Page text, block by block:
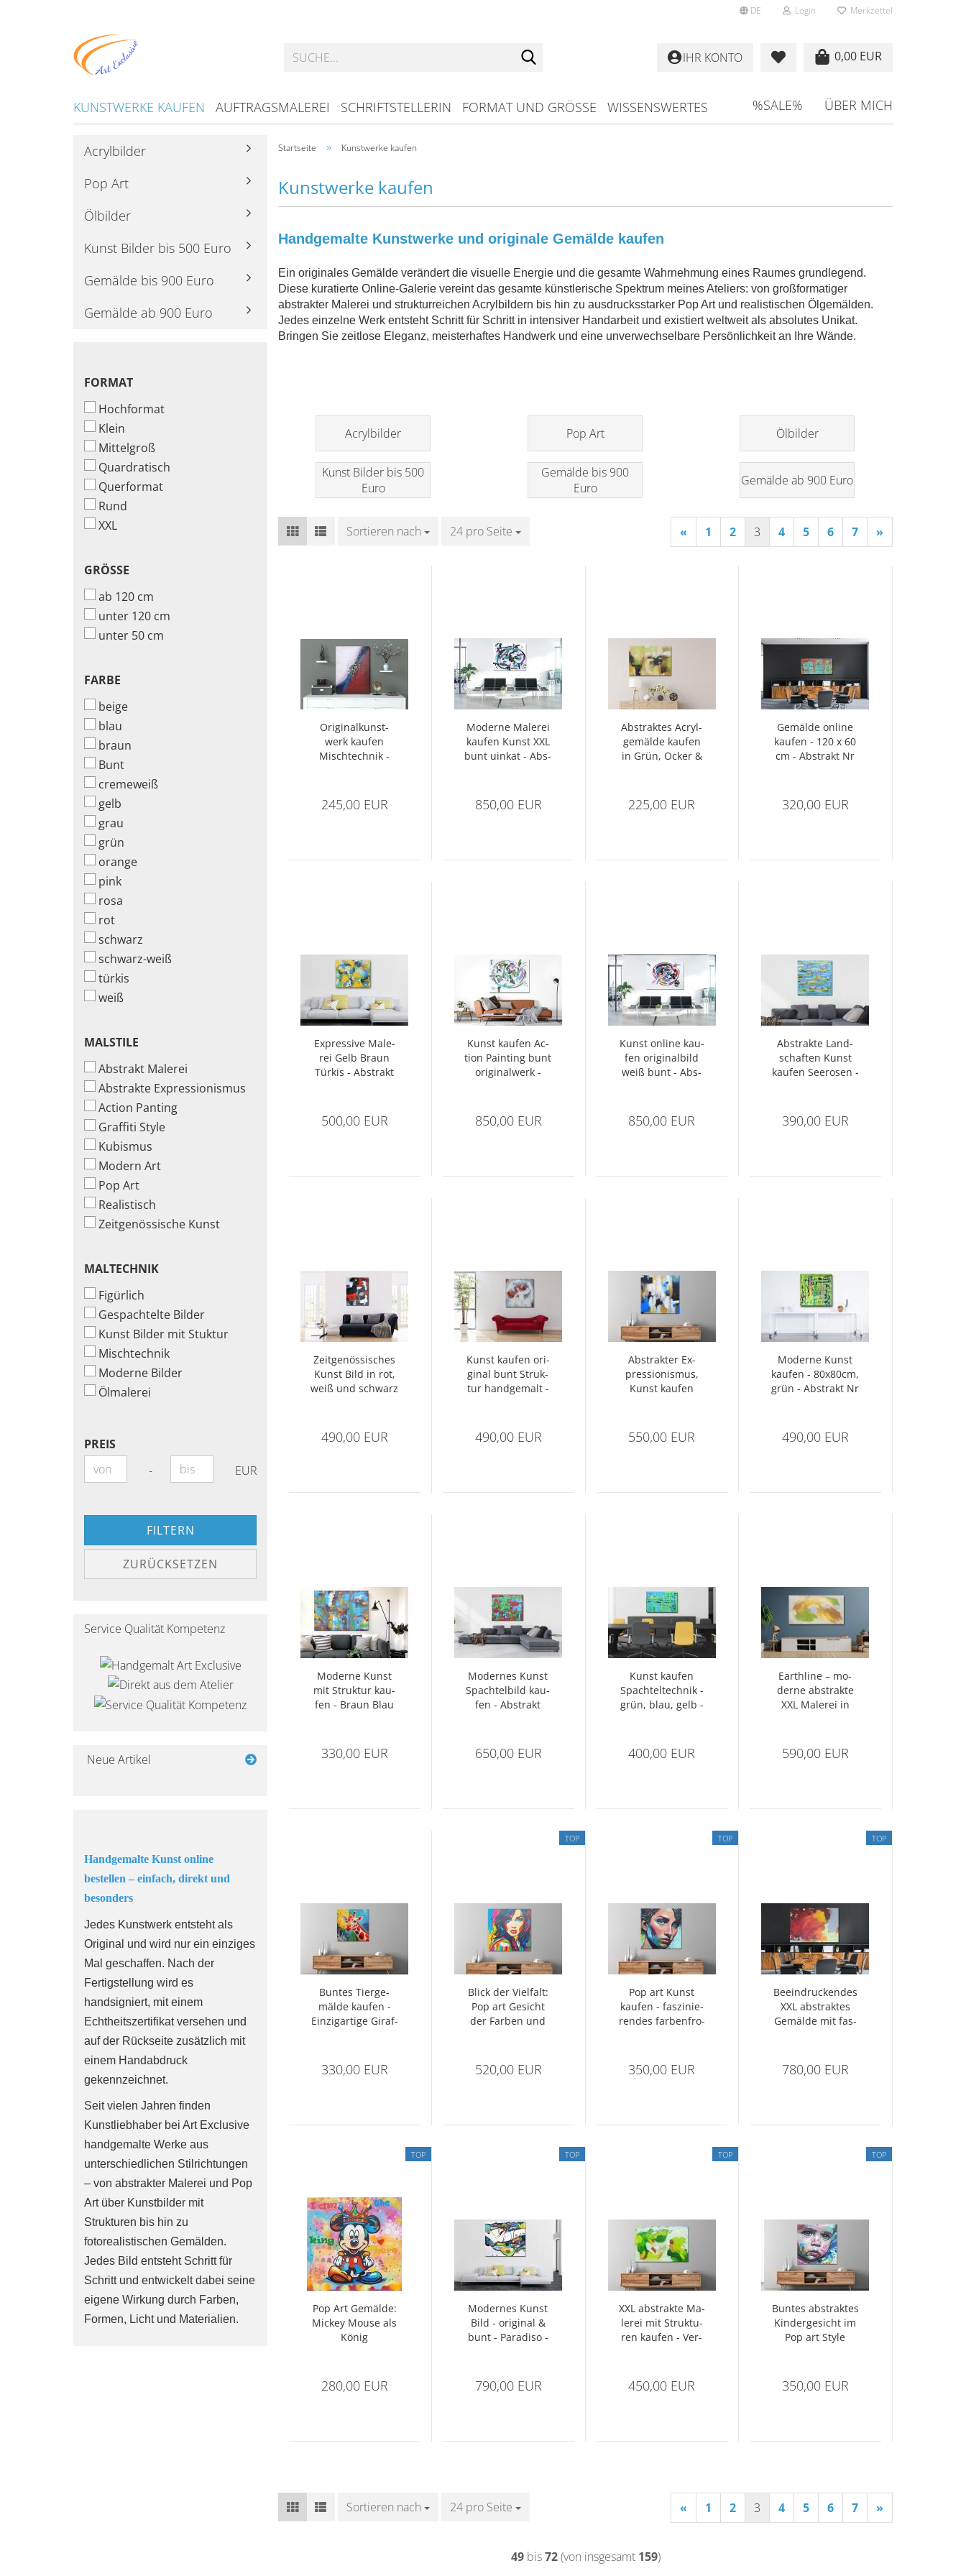
DE Login Merkzettel
0,00 EUR
IHR KONTO
KUNSTWERKE KAUFEN AUFTRAGSMALEREI SCHRIFTSTELLERIN FORMAT UND GRÖSSE WISSENSWERTES %SALE% ÜBER MICH
Startseite » Kunstwerke kaufen
Kunstwerke kaufen
Handgemalte Kunstwerke und originale Gemälde kaufen
Ein originales Gemälde verändert die visuelle Energie und die gesamte Wahrnehmung eines Raumes grundlegend.
Diese kuratierte Online-Galerie vereint das gesamte künstlerische Spektrum meines Ateliers: von großformatiger
abstrakter Malerei und strukturreichen Acrylbildern bis hin zu ausdrucksstarker Pop Art und realistischen Ölgemälden.
Jedes einzelne Werk entsteht Schritt für Schritt in intensiver Handarbeit und existiert weltweit als absolutes Unikat.
Bringen Sie zeitlose Eleganz, meisterhaftes Handwerk und eine unverwechselbare Persönlichkeit an Ihre Wände.
Acrylbilder Pop Art Ölbilder
Kunst Bilder bis 500
Euro
Gemälde bis 900
Euro
Gemälde ab 900 Euro
Sortieren nach
Sortieren nach 24 pro Seite
pro Seite « 1 2 3 4 5 6 7 »
Ori­gi­nal­kunst­
werk kau­fen
Misch­tech­nik -
245,00 EUR
Mo­der­ne Ma­le­rei
kau­fen Kunst XXL
bunt uin­kat - Abs­
850,00 EUR
Abs­trak­tes Acryl­
ge­mäl­de kau­fen
in Grün, Ocker &
225,00 EUR
Ge­mäl­de on­line
kau­fen - 120 x 60
cm - Abs­trakt Nr
320,00 EUR
Ex­pres­si­ve Ma­le­
rei Gelb Braun
Tür­kis - Abs­trakt
500,00 EUR
Kunst kau­fen Ac­
tion Pain­ting bunt
ori­gi­nal­werk -
850,00 EUR
Kunst on­line kau­
fen ori­gi­nal­bild
weiß bunt - Abs­
850,00 EUR
Abs­trak­te Land­
schaf­ten Kunst
kau­fen See­ro­sen -
390,00 EUR
Zeit­ge­nös­si­sches
Kunst Bild in rot,
weiß und schwarz
490,00 EUR
Kunst kau­fen ori­
gi­nal bunt Struk­
tur hand­ge­malt -
490,00 EUR
Abs­trak­ter Ex­
pres­sio­nis­mus,
Kunst kau­fen
550,00 EUR
Mo­der­ne Kunst
kau­fen - 80x80cm,
grün - Abs­trakt Nr
490,00 EUR
Mo­der­ne Kunst
mit Struk­tur kau­
fen - Braun Blau
330,00 EUR
Mo­der­nes Kunst
Spach­tel­bild kau­
fen - Abs­trakt
650,00 EUR
Kunst kau­fen
Spach­tel­tech­nik -
grün, blau, gelb -
400,00 EUR
Earth­li­ne – mo­
der­ne abs­trak­te
XXL Ma­le­rei in
590,00 EUR
Bun­tes Tier­ge­
mäl­de kau­fen -
Ein­zig­ar­ti­ge Gi­raf­
330,00 EUR
TOP
Blick der Viel­falt:
Pop art Ge­sicht
der Far­ben und
520,00 EUR
TOP
Pop art Kunst
kau­fen - fas­zi­nie­
ren­des far­ben­fro­
350,00 EUR
TOP
Be­ein­dru­cken­des
XXL abs­trak­tes
Ge­mäl­de mit fas­
780,00 EUR
TOP
Pop Art Ge­mäl­de:
Mi­ckey Mouse als
König
280,00 EUR
TOP
Mo­der­nes Kunst
Bild - ori­gi­nal &
bunt - Pa­ra­di­so -
790,00 EUR
TOP
XXL abs­trak­te Ma­
le­rei mit Struk­tu­
ren kau­fen - Ver­
450,00 EUR
TOP
Bun­tes abs­trak­tes
Kin­der­ge­sicht im
Pop art Style
350,00 EUR
Sortieren nach
Sortieren nach 24 pro Seite
pro Seite « 1 2 3 4 5 6 7 »
49bis72(von insgesamt 159)
Acrylbilder
Pop Art
Ölbilder
Kunst Bilder bis 500 Euro
Gemälde bis 900 Euro
Gemälde ab 900 Euro
FORMAT
FORMAT
Hochformat
Klein
Mittelgroß
Quardratisch
Querformat
Rund
XXL
GRÖSSE
GRÖSSE
ab 120 cm
unter 120 cm
unter 50 cm
FARBE
FARBE
beige
blau
braun
Bunt
cremeweiß
gelb
grau
grün
orange
pink
rosa
rot
schwarz
schwarz-weiß
türkis
weiß
MALSTILE
MALSTILE
Abstrakt Malerei
Abstrakte Expressionismus
Action Panting
Graffiti Style
Kubismus
Modern Art
Pop Art
Realistisch
Zeitgenössische Kunst
MALTECHNIK
MALTECHNIK
Figürlich
Gespachtelte Bilder
Kunst Bilder mit Stuktur
Mischtechnik
Moderne Bilder
Ölmalerei
PREIS
PREIS
Preis bis
- EUR
FILTERN
ZURÜCKSETZEN
Service Qualität Kompetenz
Neue Artikel
Handgemalte Kunst online
bestellen – einfach, direkt und
besonders
Jedes Kunstwerk entsteht als
Original und wird nur ein einziges
Mal geschaffen. Nach der
Fertigstellung wird es
handsigniert, mit einem
Echtheitszertifikat versehen und
auf der Rückseite zusätzlich mit
einem Handabdruck
gekennzeichnet.
Seit vielen Jahren finden
Kunstliebhaber bei Art Exclusive
handgemalte Werke aus
unterschiedlichen Stilrichtungen
– von abstrakter Malerei und Pop
Art über Kunstbilder mit
Strukturen bis hin zu
fotorealistischen Gemälden.
Jedes Bild entsteht Schritt für
Schritt und entwickelt dabei seine
eigene Wirkung durch Farben,
Formen, Licht und Materialien.